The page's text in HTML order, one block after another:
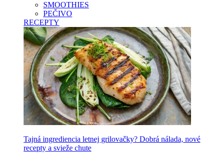
SMOOTHIES
PEČIVO
RECEPTY
Tajná ingrediencia letnej grilovačky? Dobrá nálada, nové
recepty a svieže chute